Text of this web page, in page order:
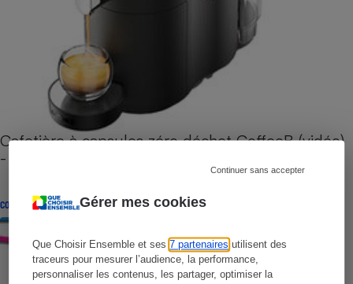
Gérer mes cookies
Que Choisir Ensemble et ses7 partenaires utilisent des
traceurs pour mesurer l’audience, la performance,
personnaliser les contenus, les partager, optimiser la
Continuer sans accepter
Cafetière à capsules zéro déchet CoffeeB (vidéo)
- Premières impressions
CONSEILS